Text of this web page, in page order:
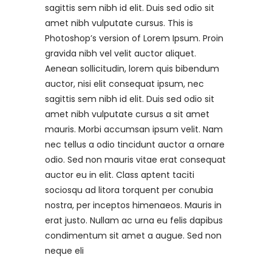
sagittis sem nibh id elit. Duis sed odio sit
amet nibh vulputate cursus. This is
Photoshop’s version of Lorem Ipsum. Proin
gravida nibh vel velit auctor aliquet.
Aenean sollicitudin, lorem quis bibendum
auctor, nisi elit consequat ipsum, nec
sagittis sem nibh id elit. Duis sed odio sit
amet nibh vulputate cursus a sit amet
mauris. Morbi accumsan ipsum velit. Nam
nec tellus a odio tincidunt auctor a ornare
odio. Sed non mauris vitae erat consequat
auctor eu in elit. Class aptent taciti
sociosqu ad litora torquent per conubia
nostra, per inceptos himenaeos. Mauris in
erat justo. Nullam ac urna eu felis dapibus
condimentum sit amet a augue. Sed non
neque eli